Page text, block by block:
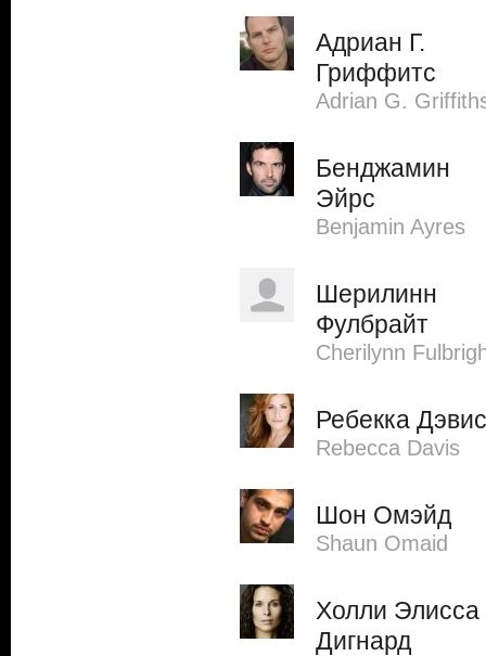
Адриан Г.
Гриффитс
Adrian G.
Бенджамин
Эйрс
Benjamin Ayres
Шерилинн
Фулбрайт
Cherilynn
Ребекка Дэвис
Rebecca Davis
Шон Омэйд
Shaun Omaid
Холли Элисса
Дигнард